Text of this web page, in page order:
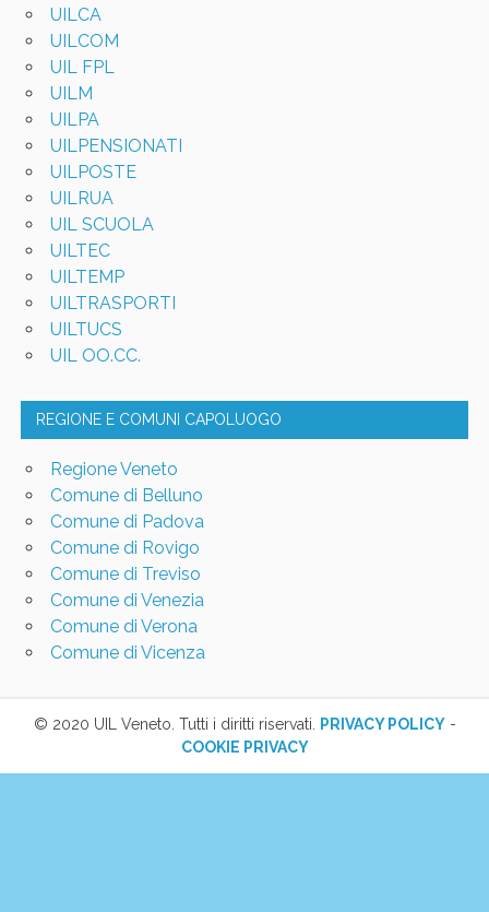
UILCA
UILCOM
UIL FPL
UILM
UILPA
UILPENSIONATI
UILPOSTE
UILRUA
UIL SCUOLA
UILTEC
UILTEMP
UILTRASPORTI
UILTUCS
UIL OO.CC.
REGIONE E COMUNI CAPOLUOGO
Regione Veneto
Comune di Belluno
Comune di Padova
Comune di Rovigo
Comune di Treviso
Comune di Venezia
Comune di Verona
Comune di Vicenza
© 2020 UIL Veneto. Tutti i diritti riservati. PRIVACY POLICY-
COOKIE PRIVACY